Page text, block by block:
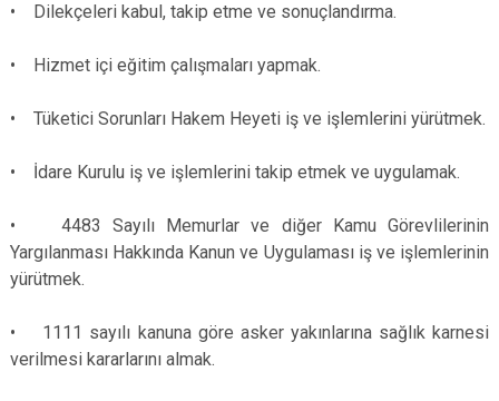
Derbent
Karapınar
• Dilekçeleri kabul, takip etme ve sonuçlandırma.
• Hizmet içi eğitim çalışmaları yapmak.
• Tüketici Sorunları Hakem Heyeti iş ve işlemlerini yürütmek.
• İdare Kurulu iş ve işlemlerini takip etmek ve uygulamak.
• 4483 Sayılı Memurlar ve diğer Kamu Görevlilerinin
Yargılanması Hakkında Kanun ve Uygulaması iş ve işlemlerinin
yürütmek.
• 1111 sayılı kanuna göre asker yakınlarına sağlık karnesi
verilmesi kararlarını almak.